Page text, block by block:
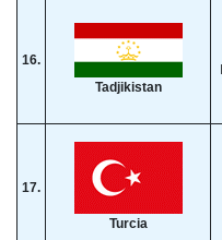
16.
Tadjikistan
17.
Turcia